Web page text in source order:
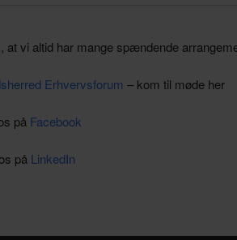
at vi altid har mange spændende
Erhvervsforum – kom til møde her
på Facebook
på LinkedIn